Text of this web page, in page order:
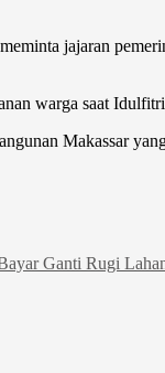
jajaran
warga saat
Makassar
Ganti Rugi